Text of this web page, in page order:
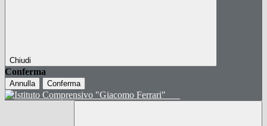
Chiudi
Conferma
Annulla Conferma